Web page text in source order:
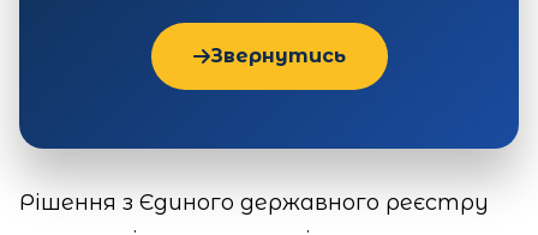
Звернутись
Рішення з Єдиного державного реєстру